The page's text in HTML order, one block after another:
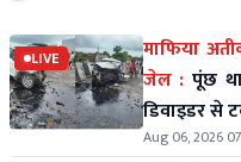
LIVE
माफिया
जेल : पूंछ
डिवाइडर से
Aug 06, 2026